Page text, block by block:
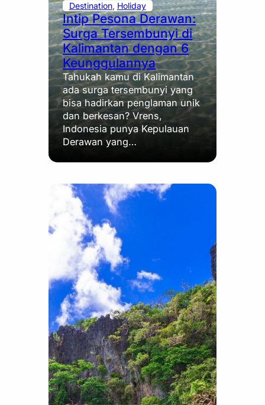
Destination, Holiday
Intip Pesona Derawan:
Surga Tersembunyi di
Kalimantan dengan 6
Keunggulannya
Tahukah kamu di Kalimantan
ada surga tersembunyi yang
bisa hadirkan penglaman unik
dan berkesan? Vrens,
Indonesia punya Kepulauan
Derawan yang…